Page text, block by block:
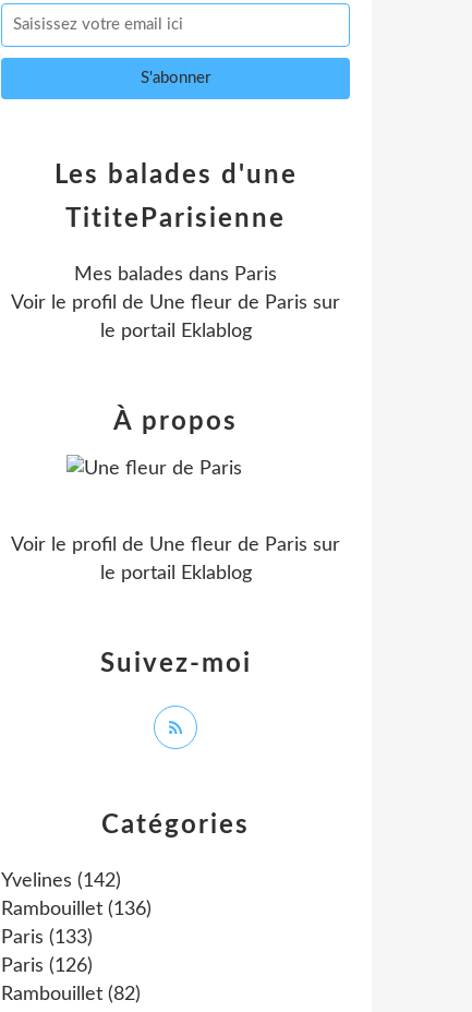
Catégories
Yvelines (142)
Rambouillet (136)
Paris (133)
Paris (126)
Rambouillet (82)
Les balades d'une
TititeParisienne
Mes balades dans Paris
Voir le profil de Une fleur de Paris sur
le portail Eklablog
Suivez-moi
À propos
Voir le profil de Une fleur de Paris sur
le portail Eklablog